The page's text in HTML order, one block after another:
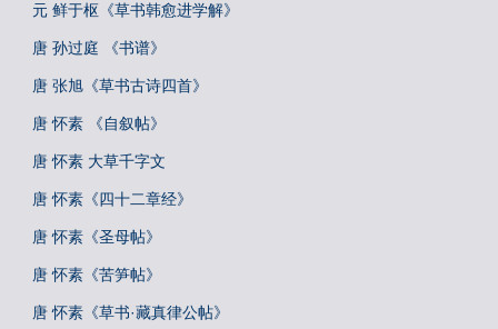
元 鲜于枢《草书韩愈进学解》
唐 孙过庭 《书谱》
唐 张旭《草书古诗四首》
唐 怀素 《自叙帖》
唐 怀素 大草千字文
唐 怀素《四十二章经》
唐 怀素《圣母帖》
唐 怀素《苦笋帖》
唐 怀素《草书·藏真律公帖》